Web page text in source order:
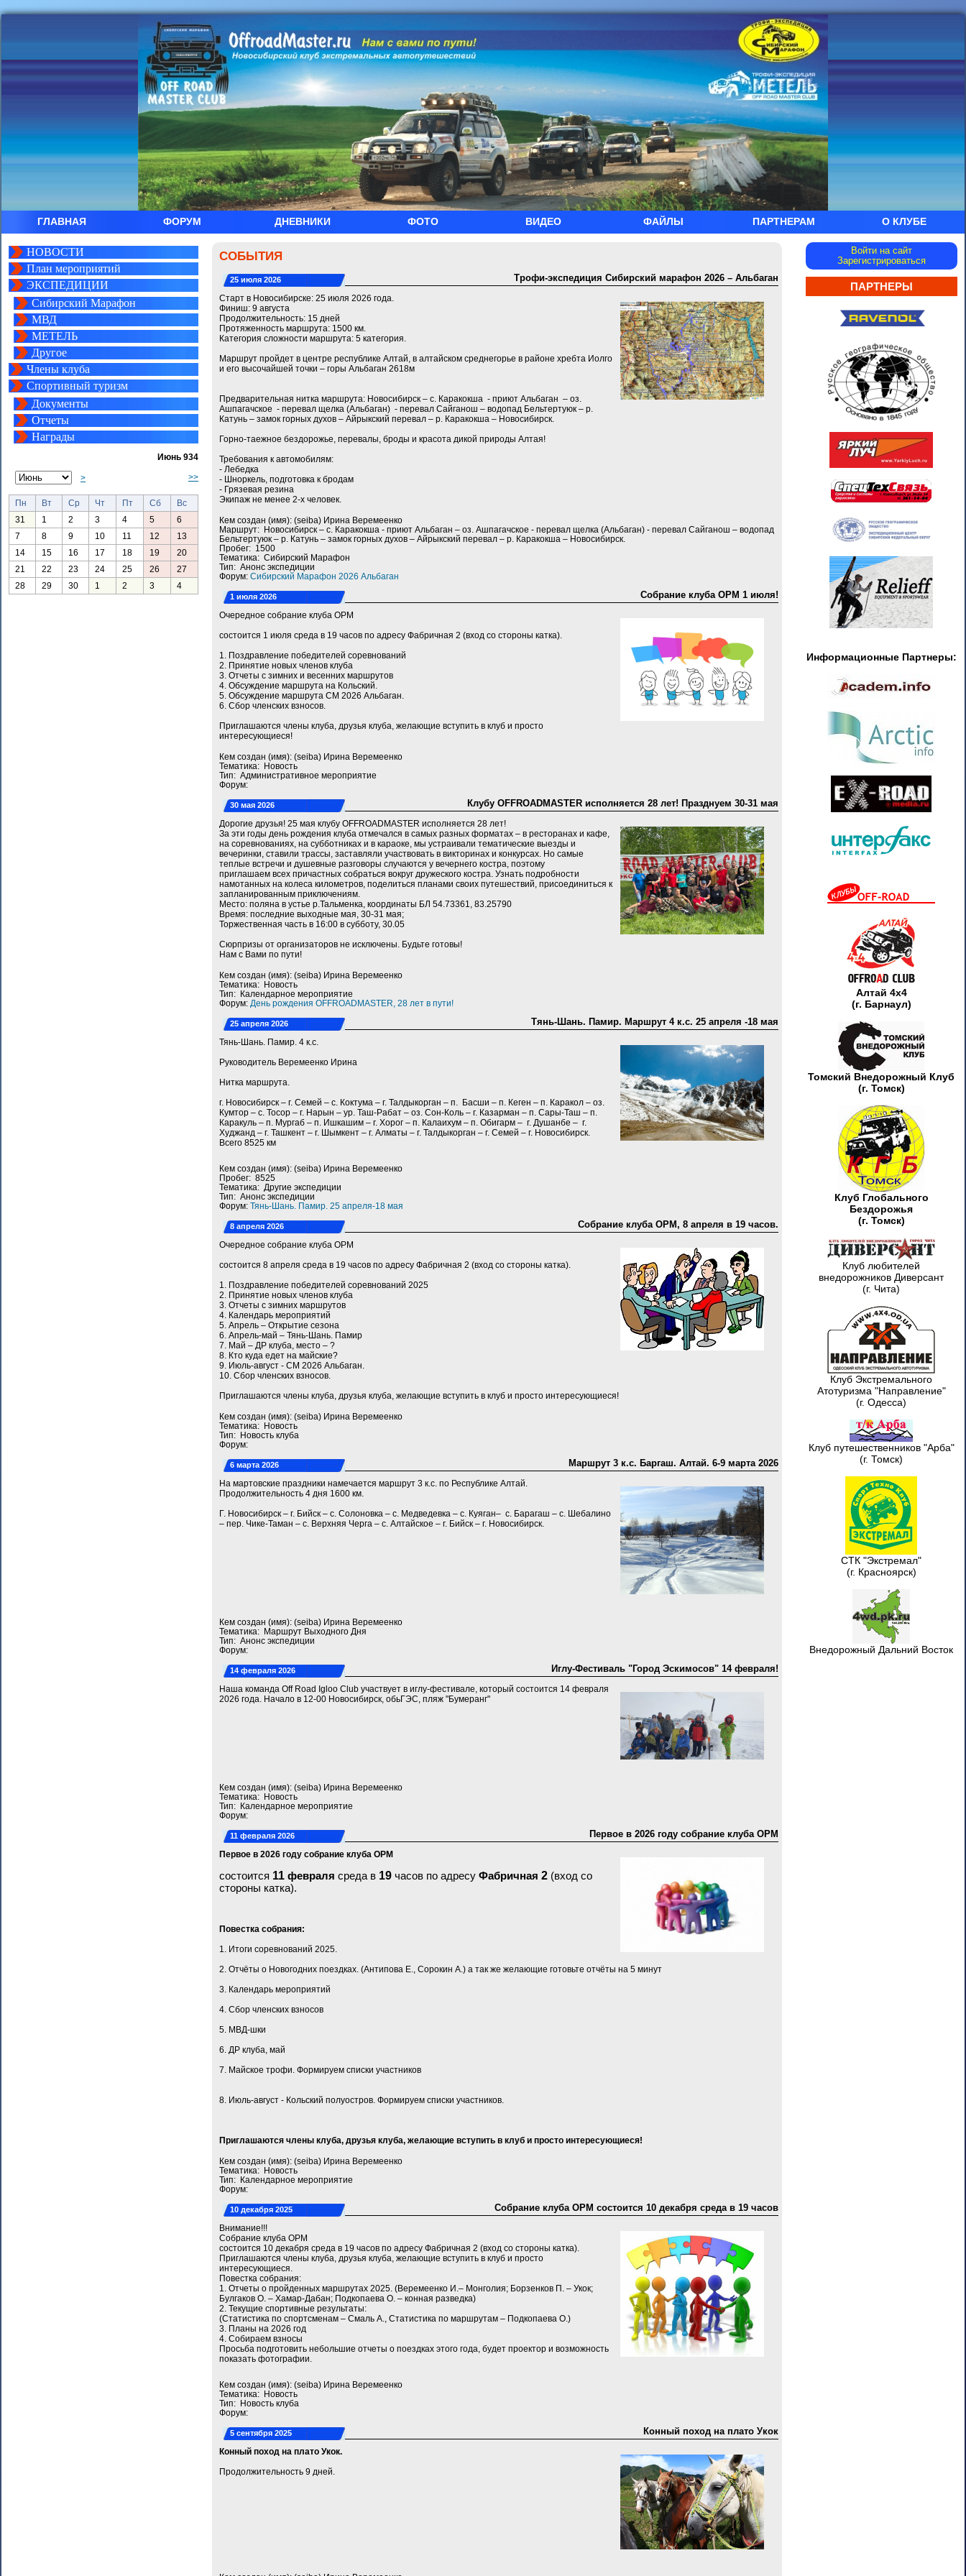
ГЛАВНАЯ ФОРУМ ДНЕВНИКИ ФОТО ВИДЕО ФАЙЛЫ ПАРТНЕРАМ О КЛУБЕ
НОВОСТИ
План мероприятий
ЭКСПЕДИЦИИ
Сибирский Марафон
МВД
МЕТЕЛЬ
Другое
Члены клуба
Спортивный туризм
Документы
Отчеты
Награды
Июнь 934
> >>
Пн Вт Ср Чт Пт Сб
Вс
31
1 2 3 4 5
6
7
8 9 10 11 12
13
14
15 16 17 18 19
20
21
22 23 24 25 26
27
28
29 30 1 2 3 4
СОБЫТИЯ
25 июля 2026
Трофи-экспедиция Сибирский марафон 2026 – Альбаган
Старт в Новосибирске: 25 июля 2026 года.
Финиш: 9 августа
Продолжительность: 15 дней
Протяженность маршрута: 1500 км.
Категория сложности маршрута: 5 категория.
Маршрут пройдет в центре республике Алтай, в алтайском среднегорье в районе хребта Иолго
и его высочайшей точки – горы Альбаган 2618м
Предварительная нитка маршрута: Новосибирск – с. Каракокша - приют Альбаган – оз.
Ашпагачское - перевал щелка (Альбаган) - перевал Сайганош – водопад Бельтертуюк – р.
Катунь – замок горных духов – Айрыкский перевал – р. Каракокша – Новосибирск.
Горно-таежное бездорожье, перевалы, броды и красота дикой природы Алтая!
Требования к автомобилям:
- Лебедка
- Шноркель, подготовка к бродам
- Грязевая резина
Экипаж не менее 2-х человек.
Кем создан (имя): (seiba) Ирина Веремеенко
Маршрут: Новосибирск – с. Каракокша - приют Альбаган – оз. Ашпагачское - перевал щелка (Альбаган) - перевал Сайганош – водопад
Бельтертуюк – р. Катунь – замок горных духов – Айрыкский перевал – р. Каракокша – Новосибирск.
Пробег: 1500
Тематика: Сибирский Марафон
Тип: Анонс экспедиции
Форум:Сибирский Марафон 2026 Альбаган
1 июля 2026
Собрание клуба ОРМ 1 июля!
Очередное собрание клуба ОРМ
состоится 1 июля среда в 19 часов по адресу Фабричная 2 (вход со стороны катка).
1. Поздравление победителей соревнований
2. Принятие новых членов клуба
3. Отчеты с зимних и весенних маршрутов
4. Обсуждение маршрута на Кольский.
5. Обсуждение маршрута СМ 2026 Альбаган.
6. Сбор членских взносов.
Приглашаются члены клуба, друзья клуба, желающие вступить в клуб и просто
интересующиеся!
Кем создан (имя): (seiba) Ирина Веремеенко
Тематика: Новость
Тип: Административное мероприятие
Форум:
30 мая 2026
Клубу OFFROADMASTER исполняется 28 лет! Празднуем 30-31 мая
Дорогие друзья! 25 мая клубу OFFROADMASTER исполняется 28 лет!
За эти годы день рождения клуба отмечался в самых разных форматах – в ресторанах и кафе,
на соревнованиях, на субботниках и в караоке, мы устраивали тематические выезды и
вечеринки, ставили трассы, заставляли участвовать в викторинах и конкурсах. Но самые
теплые встречи и душевные разговоры случаются у вечернего костра, поэтому
приглашаем всех причастных собраться вокруг дружеского костра. Узнать подробности
намотанных на колеса километров, поделиться планами своих путешествий, присоединиться к
запланированным приключениям.
Место: поляна в устье р.Тальменка, координаты БЛ 54.73361, 83.25790
Время: последние выходные мая, 30-31 мая;
Торжественная часть в 16:00 в субботу, 30.05
Сюрпризы от организаторов не исключены. Будьте готовы!
Нам с Вами по пути!
Кем создан (имя): (seiba) Ирина Веремеенко
Тематика: Новость
Тип: Календарное мероприятие
Форум: День рождения OFFROADMASTER, 28 лет в пути!
25 апреля 2026
Тянь-Шань. Памир. Маршрут 4 к.с. 25 апреля -18 мая
Тянь-Шань. Памир. 4 к.с.
Руководитель Веремеенко Ирина
Нитка маршрута.
г. Новосибирск – г. Семей – с. Коктума – г. Талдыкорган – п. Басши – п. Кеген – п. Каракол – оз.
Кумтор – с. Тосор – г. Нарын – ур. Таш-Рабат – оз. Сон-Коль – г. Казарман – п. Сары-Таш – п.
Каракуль – п. Мургаб – п. Ишкашим – г. Хорог – п. Калаихум – п. Обигарм – г. Душанбе – г.
Худжанд – г. Ташкент – г. Шымкент – г. Алматы – г. Талдыкорган – г. Семей – г. Новосибирск.
Всего 8525 км
Кем создан (имя): (seiba) Ирина Веремеенко
Пробег: 8525
Тематика: Другие экспедиции
Тип: Анонс экспедиции
Форум:Тянь-Шань. Памир. 25 апреля-18 мая
8 апреля 2026
Собрание клуба ОРМ, 8 апреля в 19 часов.
Очередное собрание клуба ОРМ
состоится 8 апреля среда в 19 часов по адресу Фабричная 2 (вход со стороны катка).
1. Поздравление победителей соревнований 2025
2. Принятие новых членов клуба
3. Отчеты с зимних маршрутов
4. Календарь мероприятий
5. Апрель – Открытие сезона
6. Апрель-май – Тянь-Шань. Памир
7. Май – ДР клуба, место – ?
8. Кто куда едет на майские?
9. Июль-август - СМ 2026 Альбаган.
10. Сбор членских взносов.
Приглашаются члены клуба, друзья клуба, желающие вступить в клуб и просто интересующиеся!
Кем создан (имя): (seiba) Ирина Веремеенко
Тематика: Новость
Тип: Новость клуба
Форум:
6 марта 2026
Маршрут 3 к.с. Баргаш. Алтай. 6-9 марта 2026
На мартовские праздники намечается маршрут 3 к.с. по Республике Алтай.
Продолжительность 4 дня 1600 км.
Г. Новосибирск – г. Бийск – с. Солоновка – с. Медведевка – с. Куяган– с. Барагаш – с. Шебалино
– пер. Чике-Таман – с. Верхняя Черга – с. Алтайское – г. Бийск – г. Новосибирск.
Кем создан (имя): (seiba) Ирина Веремеенко
Тематика: Маршрут Выходного Дня
Тип: Анонс экспедиции
Форум:
14 февраля 2026
Иглу-Фестиваль "Город Эскимосов" 14 февраля!
Наша команда Off Road Igloo Club участвует в иглу-фестивале, который состоится 14 февраля
2026 года. Начало в 12-00 Новосибирск, обьГЭС, пляж "Бумеранг"
Кем создан (имя): (seiba) Ирина Веремеенко
Тематика: Новость
Тип: Календарное мероприятие
Форум:
11 февраля 2026
Первое в 2026 году собрание клуба ОРМ
Первое в 2026 году собрание клуба ОРМ
состоится 11 февраля среда в 19 часов по адресуФабричная2 (вход со
стороны катка).
Повестка собрания:
1. Итоги соревнований 2025.
2. Отчёты о Новогодних поездках. (Антипова Е., Сорокин А.) а так же желающие готовьте отчёты на 5 минут
3. Календарь мероприятий
4. Сбор членских взносов
5. МВД-шки
6. ДР клуба, май
7. Майское трофи. Формируем списки участников
8. Июль-август - Кольский полуостров. Формируем списки участников.
Приглашаются члены клуба, друзья клуба, желающие вступить в клуб и просто интересующиеся!
Кем создан (имя): (seiba) Ирина Веремеенко
Тематика: Новость
Тип: Календарное мероприятие
Форум:
10 декабря 2025
Собрание клуба ОРМ состоится 10 декабря среда в 19 часов
Внимание!!!
Собрание клуба ОРМ
состоится 10 декабря среда в 19 часов по адресу Фабричная 2 (вход со стороны катка).
Приглашаются члены клуба, друзья клуба, желающие вступить в клуб и просто
интересующиеся.
Повестка собрания:
1. Отчеты о пройденных маршрутах 2025. (Веремеенко И.‒ Монголия; Борзенков П. ‒ Укок;
Булгаков О. ‒ Хамар-Дабан; Подкопаева О. ‒ конная разведка)
2. Текущие спортивные результаты:
(Статистика по спортсменам ‒ Смаль А., Статистика по маршрутам – Подкопаева О.)
3. Планы на 2026 год
4. Собираем взносы
Просьба подготовить небольшие отчеты о поездках этого года, будет проектор и возможность
показать фотографии.
Кем создан (имя): (seiba) Ирина Веремеенко
Тематика: Новость
Тип: Новость клуба
Форум:
5 сентября 2025
Конный поход на плато Укок
Конный поход на плато Укок.
Продолжительность 9 дней.
Войти на сайт
Зарегистрироваться
ПАРТНЕРЫ
Информационные Партнеры:
Алтай 4х4
(г. Барнаул)
Томский Внедорожный Клуб
(г. Томск)
Клуб Глобального
Бездорожья
(г. Томск)
Клуб любителей
внедорожников Диверсант
(г. Чита)
Клуб Экстремального
Атотуризма "Направление"
(г. Одесса)
Клуб путешественников "Арба"
(г. Томск)
СТК "Экстремал"
(г. Красноярск)
Внедорожный Дальний Восток